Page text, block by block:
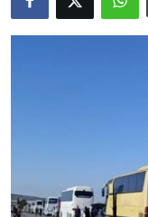
Nerin
Arşiv